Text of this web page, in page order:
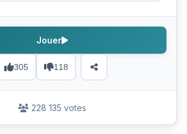
305 118
Jouer
228 135 votes